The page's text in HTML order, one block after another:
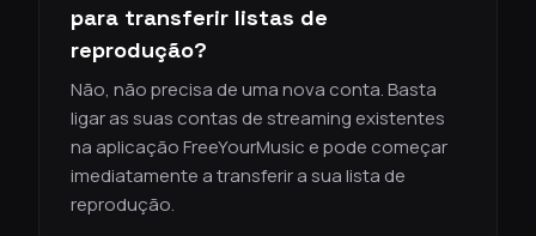
para transferir listas de
reprodução?
Não, não precisa de uma nova conta. Basta
ligar as suas contas de streaming existentes
na aplicação FreeYourMusic e pode começar
imediatamente a transferir a sua lista de
reprodução.